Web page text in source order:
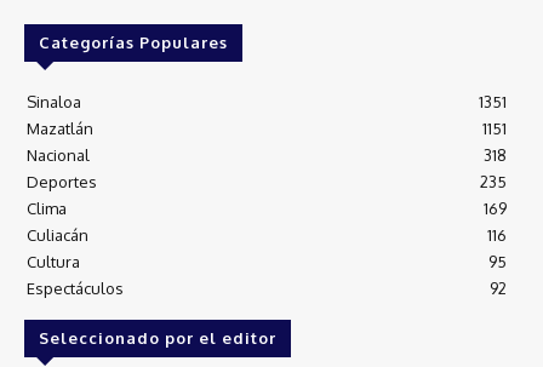
Categorías Populares
Sinaloa
1351
Mazatlán
1151
Nacional
318
Deportes
235
Clima
169
Culiacán
116
Cultura
95
Espectáculos
92
Seleccionado por el editor